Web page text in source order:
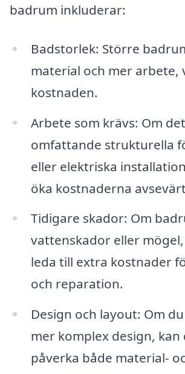
badrum inkluderar:
Badstorlek: Större
material och mer arbete,
kostnaden.
Arbete som krävs: Om
omfattande strukturella
eller elektriska
öka kostnaderna
Tidigare skador: Om
vattenskador eller
leda till extra kostnader
och reparation.
Design och layout: Om
mer komplex design, kan
påverka både material-